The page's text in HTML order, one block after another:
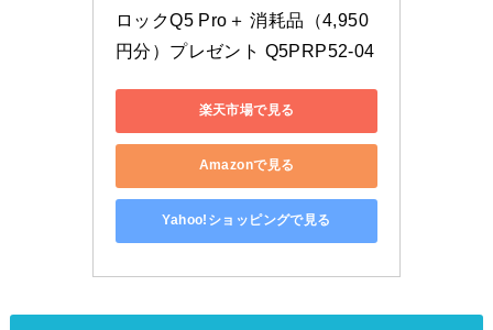
ロックQ5 Pro＋ 消耗品（4,950
円分）プレゼント Q5PRP52-04
楽天市場で見る
Amazonで見る
Yahoo!ショッピングで見る